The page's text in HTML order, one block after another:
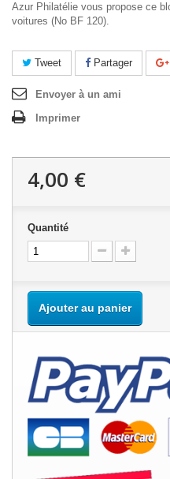
Azur Philatélie vous propose ce
voitures (No BF 120).
Tweet Partager
Envoyer à un ami
Imprimer
4,00 €
Quantité
Ajouter au panier